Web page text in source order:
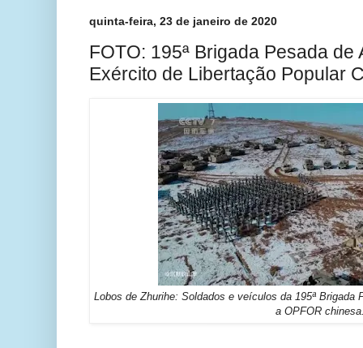
quinta-feira, 23 de janeiro de 2020
FOTO: 195ª Brigada Pesada
Exército de Libertação Popular
Lobos de Zhurihe: Soldados e veículos da 195ª Brigada
a OPFOR